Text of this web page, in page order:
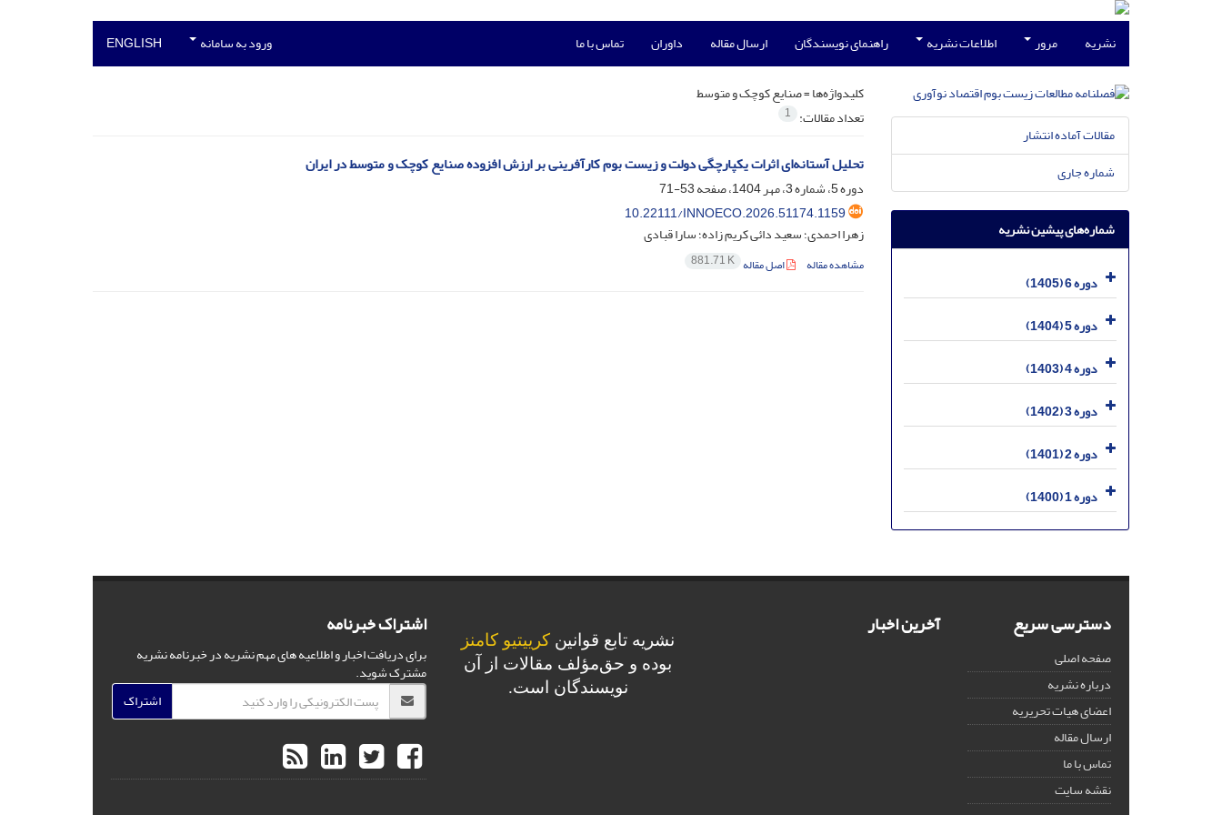
نشریه مرور اطلاعات نشریه راهنمای نویسندگان ارسال مقاله داوران تماس با ما ورود به سامانه ENGLISH
کلیدواژه‌ها =صنایع کوچک و متوسط
تعداد مقالات: 1
تحلیل آستانه‌ای اثرات یکپارچگی دولت و زیست بوم کارآفرینی بر ارزش افزوده صنایع کوچک و متوسط در ایران
دوره 5، شماره 3، مهر 1404، صفحه
53-71
10.22111/INNOECO.2026.51174.1159
زهرا احمدی؛ سعید دائی کریم زاده؛ سارا قبادی
مشاهده مقاله اصل مقاله 881.71 K
مقالات آماده انتشار
شماره جاری
شماره‌های پیشین نشریه
دوره 6 (1405)
دوره 5 (1404)
دوره 4 (1403)
دوره 3 (1402)
دوره 2 (1401)
دوره 1 (1400)
دسترسی سریع
صفحه اصلی
درباره نشریه
اعضای هیات تحریریه
ارسال مقاله
تماس با ما
نقشه سایت
آخرین اخبار نشریه تابع قوانین کرییتیو کامنز
بوده و حق‌مؤلف مقالات از آن
نویسندگان است.
اشتراک خبرنامه
برای دریافت اخبار و اطلاعیه های مهم نشریه در خبرنامه نشریه
مشترک شوید.
اشتراک